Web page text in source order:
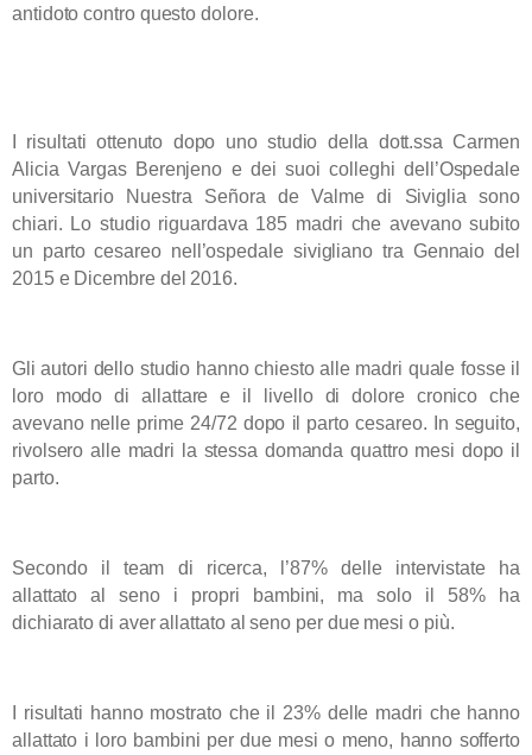
antidoto contro questo dolore.
I risultati ottenuto dopo uno studio della dott.ssa Carmen
Alicia Vargas Berenjeno e dei suoi colleghi dell’Ospedale
universitario Nuestra Señora de Valme di Siviglia sono
chiari. Lo studio riguardava 185 madri che avevano subito
un parto cesareo nell’ospedale sivigliano tra Gennaio del
2015 e Dicembre del 2016.
Gli autori dello studio hanno chiesto alle madri quale fosse il
loro modo di allattare e il livello di dolore cronico che
avevano nelle prime 24/72 dopo il parto cesareo. In seguito,
rivolsero alle madri la stessa domanda quattro mesi dopo il
parto.
Secondo il team di ricerca, l’87% delle intervistate ha
allattato al seno i propri bambini, ma solo il 58% ha
dichiarato di aver allattato al seno per due mesi o più.
I risultati hanno mostrato che il 23% delle madri che hanno
allattato i loro bambini per due mesi o meno, hanno sofferto